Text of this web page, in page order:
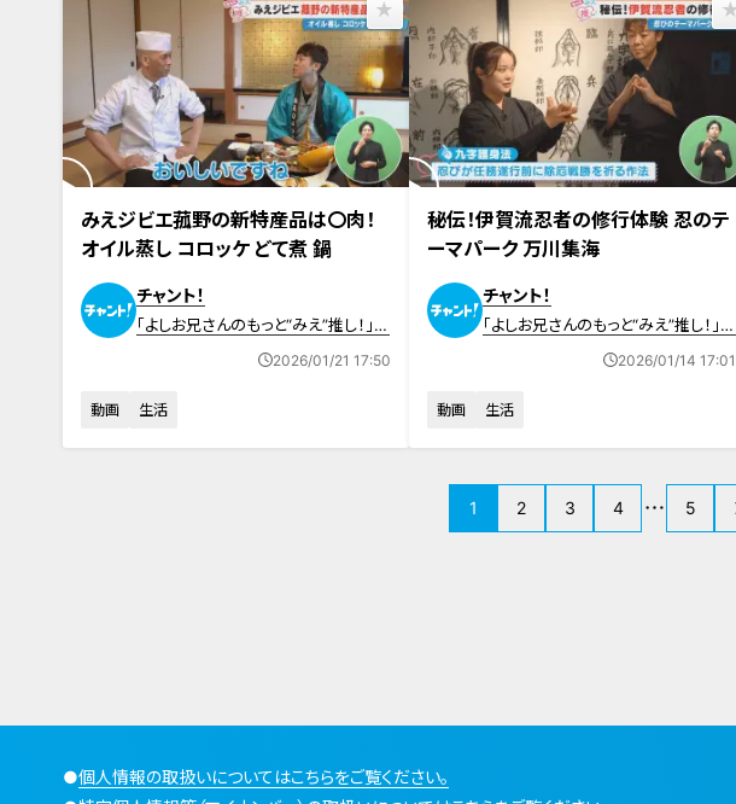
みえジビエ菰野の新特産品は〇肉！
オイル蒸し コロッケ どて煮 鍋
チャント！
「よしお兄さんのもっと“みえ”推し！」動
2026/01/21 17:50
動画 生活
秘伝！伊賀流忍者の修行体験 忍のテ
ーマパーク 万川集海
チャント！
「よしお兄さんのもっと“みえ”推し！」動
2026/01/14 17:01
動画 生活
1 2 3 4 5
●個人情報の取扱いについてはこちらをご覧ください。